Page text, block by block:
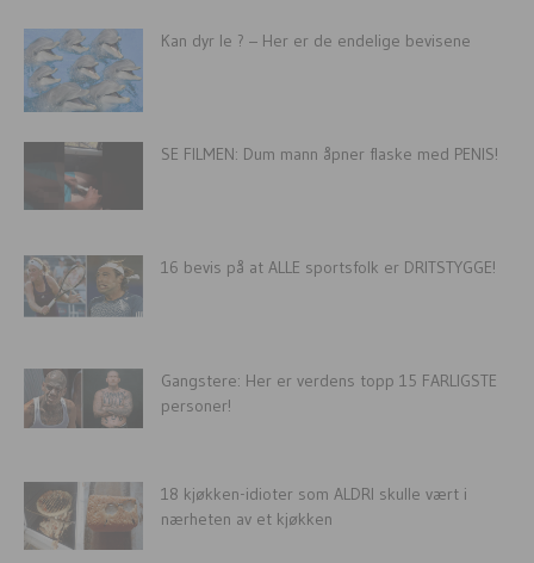
Kan dyr le ? – Her er de endelige bevisene
SE FILMEN: Dum mann åpner flaske med PENIS!
16 bevis på at ALLE sportsfolk er DRITSTYGGE!
Gangstere: Her er verdens topp 15 FARLIGSTE
personer!
18 kjøkken-idioter som ALDRI skulle vært i
nærheten av et kjøkken